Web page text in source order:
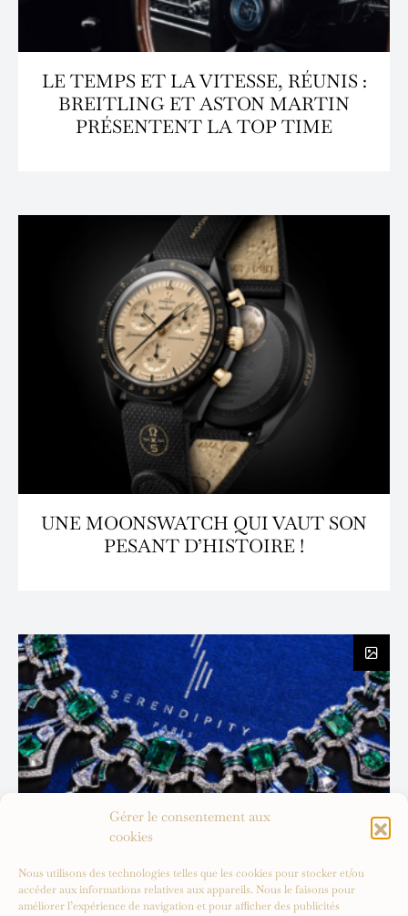
Gérer le consentement aux
cookies
Nous utilisons des technologies telles que les cookies pour stocker et/ou
accéder aux informations relatives aux appareils. Nous le faisons pour
améliorer l’expérience de navigation et pour afficher des publicités
LE TEMPS ET LA VITESSE, RÉUNIS :
BREITLING ET ASTON MARTIN
PRÉSENTENT LA TOP TIME
UNE MOONSWATCH QUI VAUT SON
PESANT D’HISTOIRE !